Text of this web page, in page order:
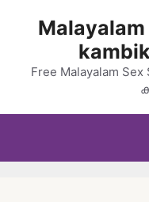
Free Malayalam